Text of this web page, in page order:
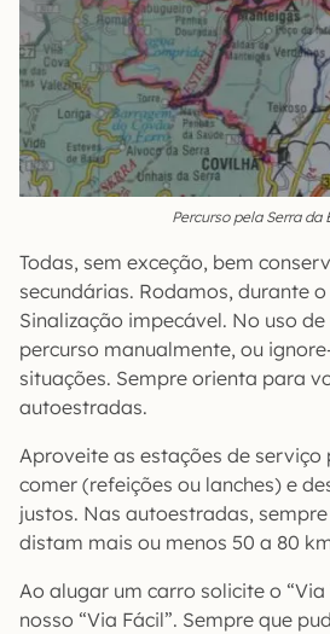
Percurso pela Serra da
Todas, sem exceção, bem
secundárias. Rodamos, durante
Sinalização impecável. No uso
percurso manualmente, ou
situações. Sempre orienta para
autoestradas.
Aproveite as estações de serviço
comer (refeições ou lanches) e
justos. Nas autoestradas,
distam mais ou menos 50 a 80
Ao alugar um carro solicite o
nosso “Via Fácil”. Sempre que